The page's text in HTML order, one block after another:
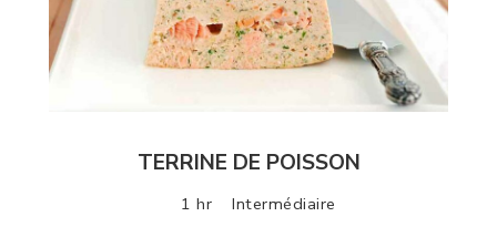
TERRINE DE POISSON
1 hr Intermédiaire